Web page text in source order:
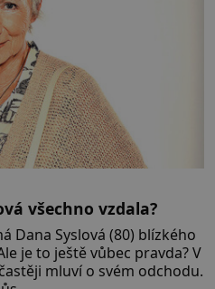
všechno vzdala?
Dana Syslová (80) blízkého
je to ještě vůbec pravda? V
mluví o svém odchodu.